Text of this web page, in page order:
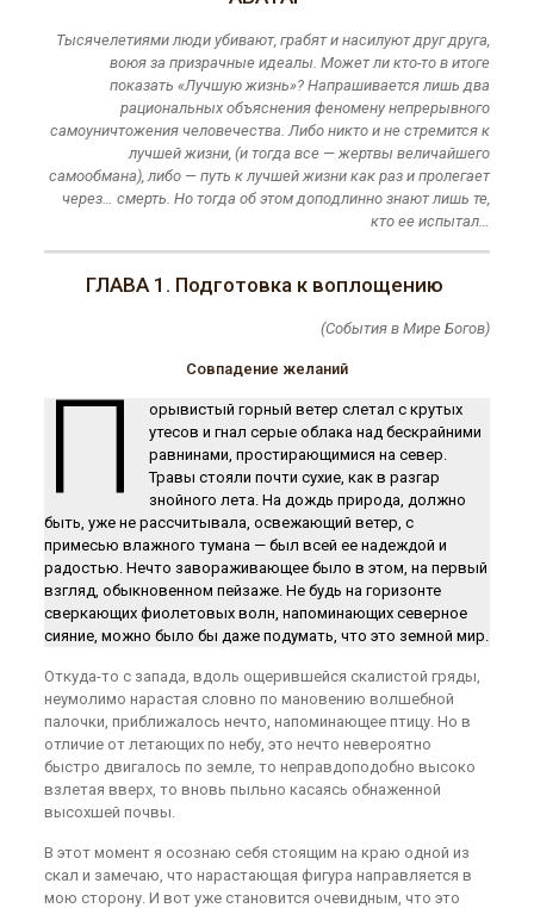
Тысячелетиями люди убивают, грабят и насилуют друг друга,
воюя за призрачные идеалы. Может ли кто-то в итоге
показать «Лучшую жизнь»? Напрашивается лишь два
рациональных объяснения феномену непрерывного
самоуничтожения человечества. Либо никто и не стремится к
лучшей жизни, (и тогда все — жертвы величайшего
самообмана), либо — путь к лучшей жизни как раз и пролегает
через… смерть. Но тогда об этом доподлинно знают лишь те,
кто ее испытал…
ГЛАВА 1. Подготовка к воплощению
(События в Мире Богов)
Совпадение желаний
П
орывистый горный ветер слетал с крутых
утесов и гнал серые облака над бескрайними
равнинами, простирающимися на север.
Травы стояли почти сухие, как в разгар
знойного лета. На дождь природа, должно
быть, уже не рассчитывала, освежающий ветер, с
примесью влажного тумана — был всей ее надеждой и
радостью. Нечто завораживающее было в этом, на первый
взгляд, обыкновенном пейзаже. Не будь на горизонте
сверкающих фиолетовых волн, напоминающих северное
сияние, можно было бы даже подумать, что это земной мир.
Откуда-то с запада, вдоль ощерившейся скалистой гряды,
неумолимо нарастая словно по мановению волшебной
палочки, приближалось нечто, напоминающее птицу. Но в
отличие от летающих по небу, это нечто невероятно
быстро двигалось по земле, то неправдоподобно высоко
взлетая вверх, то вновь пыльно касаясь обнаженной
высохшей почвы.
В этот момент я осознаю себя стоящим на краю одной из
скал и замечаю, что нарастающая фигура направляется в
мою сторону. И вот уже становится очевидным, что это